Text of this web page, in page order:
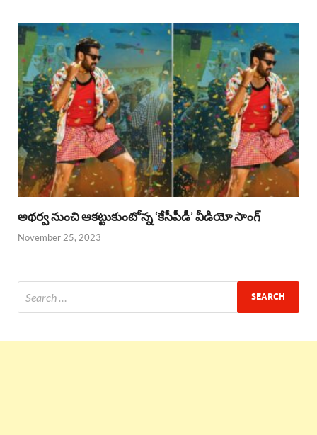
అథర్వ నుంచి ఆకట్టుకుంటోన్న ‘కేసీపీడీ’ వీడియో సాంగ్
November 25, 2023